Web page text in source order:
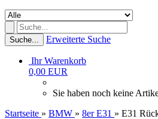
Suche... Erweiterte Suche
Ihr Warenkorb
0,00 EUR
Sie haben noch keine
Startseite » BMW » 8er E31 » E31